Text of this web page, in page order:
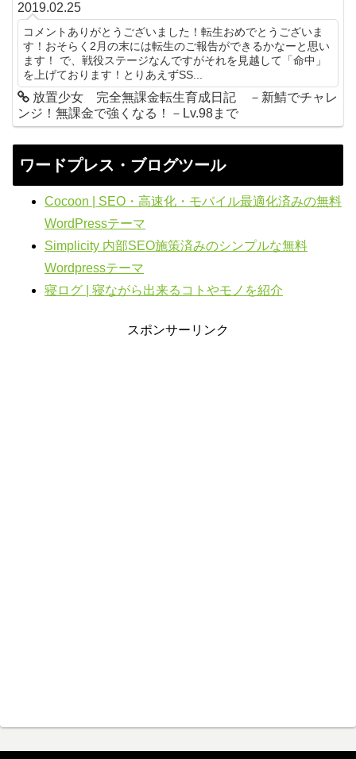
2019.02.25
コメントありがとうございました！転生おめでとうございま
す！おそらく2月の末には転生のご報告ができるかなーと思い
ます！ で、戦役ステージなんですがそれを見越して「命中」
を上げております！とりあえずSS...
放置少女 完全無課金転生育成日記 －新鯖でチャレ
ンジ！無課金で強くなる！－Lv.98まで
ワードプレス・ブログツール
Cocoon | SEO・高速化・モバイル最適化済みの無料
WordPressテーマ
Simplicity 内部SEO施策済みのシンプルな無料
Wordpressテーマ
寝ログ | 寝ながら出来るコトやモノを紹介
スポンサーリンク